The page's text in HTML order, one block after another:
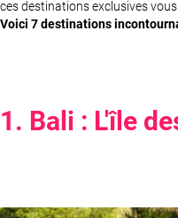
ces destinations exclusives
Voici 7 destinations
1. Bali : L'île